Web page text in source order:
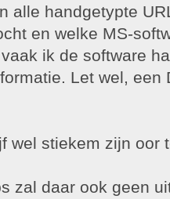
alle handgetypte
en welke MS-
ik de software
Let wel, een
wel stiekem zijn oor
zal daar ook geen